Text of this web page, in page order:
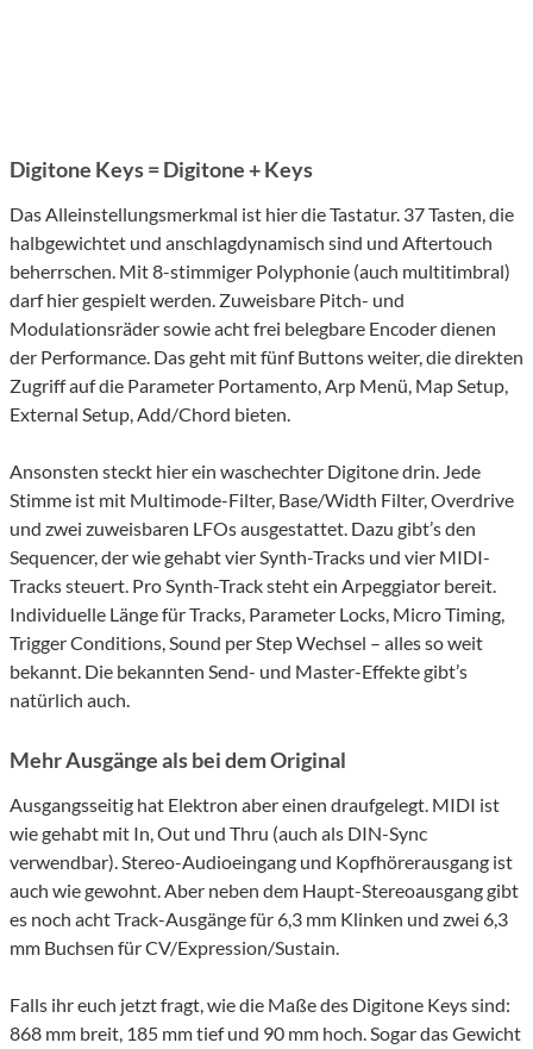
Digitone Keys = Digitone + Keys
Das Alleinstellungsmerkmal ist hier die Tastatur. 37 Tasten, die
halbgewichtet und anschlagdynamisch sind und Aftertouch
beherrschen. Mit 8-stimmiger Polyphonie (auch multitimbral)
darf hier gespielt werden. Zuweisbare Pitch- und
Modulationsräder sowie acht frei belegbare Encoder dienen
der Performance. Das geht mit fünf Buttons weiter, die direkten
Zugriff auf die Parameter Portamento, Arp Menü, Map Setup,
External Setup, Add/Chord bieten.
Ansonsten steckt hier ein waschechter Digitone drin. Jede
Stimme ist mit Multimode-Filter, Base/Width Filter, Overdrive
und zwei zuweisbaren LFOs ausgestattet. Dazu gibt’s den
Sequencer, der wie gehabt vier Synth-Tracks und vier MIDI-
Tracks steuert. Pro Synth-Track steht ein Arpeggiator bereit.
Individuelle Länge für Tracks, Parameter Locks, Micro Timing,
Trigger Conditions, Sound per Step Wechsel – alles so weit
bekannt. Die bekannten Send- und Master-Effekte gibt’s
natürlich auch.
Mehr Ausgänge als bei dem Original
Ausgangsseitig hat Elektron aber einen draufgelegt. MIDI ist
wie gehabt mit In, Out und Thru (auch als DIN-Sync
verwendbar). Stereo-Audioeingang und Kopfhörerausgang ist
auch wie gewohnt. Aber neben dem Haupt-Stereoausgang gibt
es noch acht Track-Ausgänge für 6,3 mm Klinken und zwei 6,3
mm Buchsen für CV/Expression/Sustain.
Falls ihr euch jetzt fragt, wie die Maße des Digitone Keys sind:
868 mm breit, 185 mm tief und 90 mm hoch. Sogar das Gewicht